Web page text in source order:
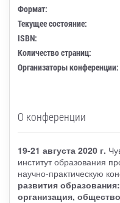
Формат:
Текущее состояние:
ISBN:
Количество страниц:
Организаторы конференции:
О конференции
19-21 августа 2020 г.
институт образования
научно-практическую
развития
организация,